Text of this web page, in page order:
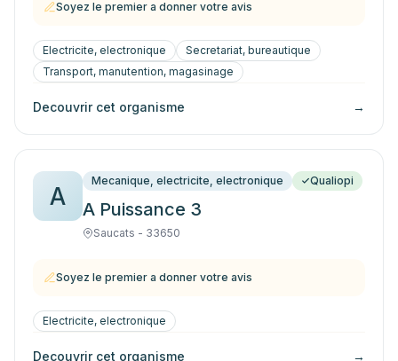
Soyez le premier a donner votre avis
Electricite, electronique
Secretariat, bureautique
Transport, manutention, magasinage
Decouvrir cet organisme →
A
Mecanique, electricite, electronique Qualiopi
A Puissance 3
Saucats - 33650
Soyez le premier a donner votre avis
Electricite, electronique
Decouvrir cet organisme →